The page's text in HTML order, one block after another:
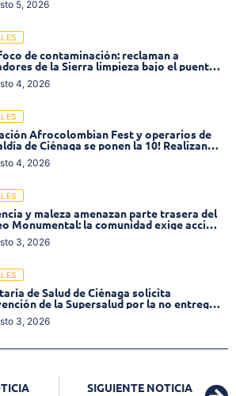
5, 2026
de contaminación: reclaman a
de la Sierra limpieza bajo el puente
19 con carrera 11
4, 2026
Afrocolombian Fest y operarios de
de Ciénaga se ponen la 10! Realizan
de la parte posterior del Coliseo
4, 2026
y maleza amenazan parte trasera del
Monumental: la comunidad exige acción
3, 2026
de Salud de Ciénaga solicita
de la Supersalud por la no entrega
en las EPS
3, 2026
SIGUIENTE NOTICIA